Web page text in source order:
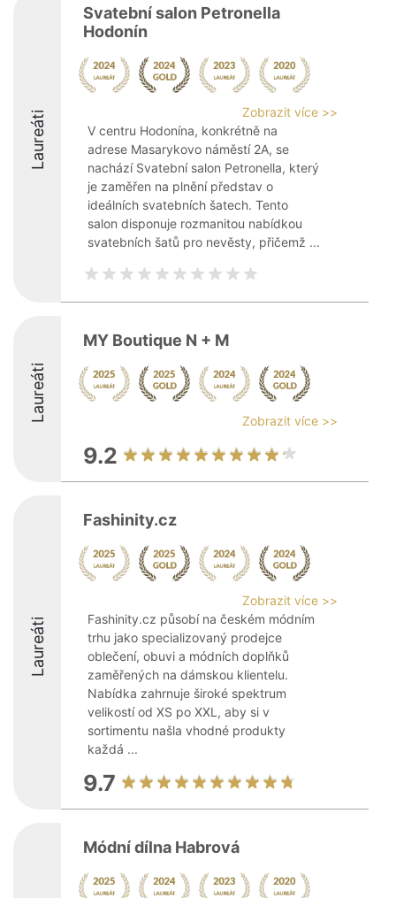
Laureáti
Svatební salon Petronella
Hodonín
Zobrazit více >>
V centru Hodonína, konkrétně na
adrese Masarykovo náměstí 2A, se
nachází Svatební salon Petronella, který
je zaměřen na plnění představ o
ideálních svatebních šatech. Tento
salon disponuje rozmanitou nabídkou
svatebních šatů pro nevěsty, přičemž ...
Laureáti
MY Boutique N + M
Zobrazit více >>
9.2
Laureáti
Fashinity.cz
Zobrazit více >>
Fashinity.cz působí na českém módním
trhu jako specializovaný prodejce
oblečení, obuvi a módních doplňků
zaměřených na dámskou klientelu.
Nabídka zahrnuje široké spektrum
velikostí od XS po XXL, aby si v
sortimentu našla vhodné produkty
každá ...
9.7
Módní dílna Habrová